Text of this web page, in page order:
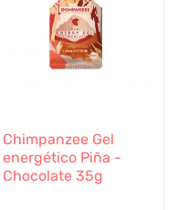
Chimpanzee Gel
energético Piña -
Chocolate 35g